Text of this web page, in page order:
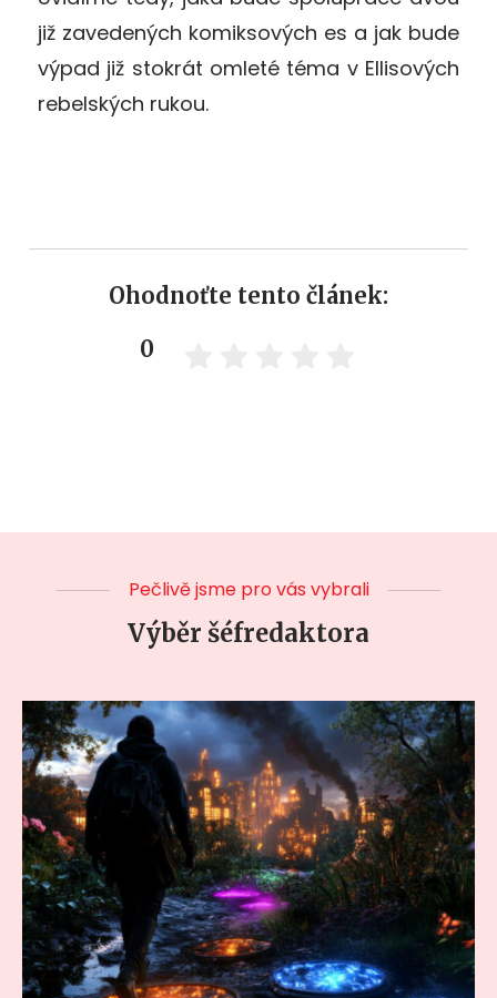
již zavedených komiksových es a jak bude
výpad již stokrát omleté téma v Ellisových
rebelských rukou.
Ohodnoťte tento článek:
0
Pečlivě jsme pro vás vybrali
Výběr šéfredaktora